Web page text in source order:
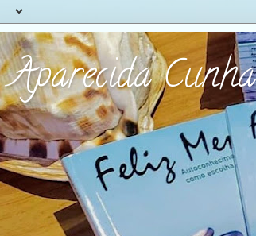
Aparecida Cunha